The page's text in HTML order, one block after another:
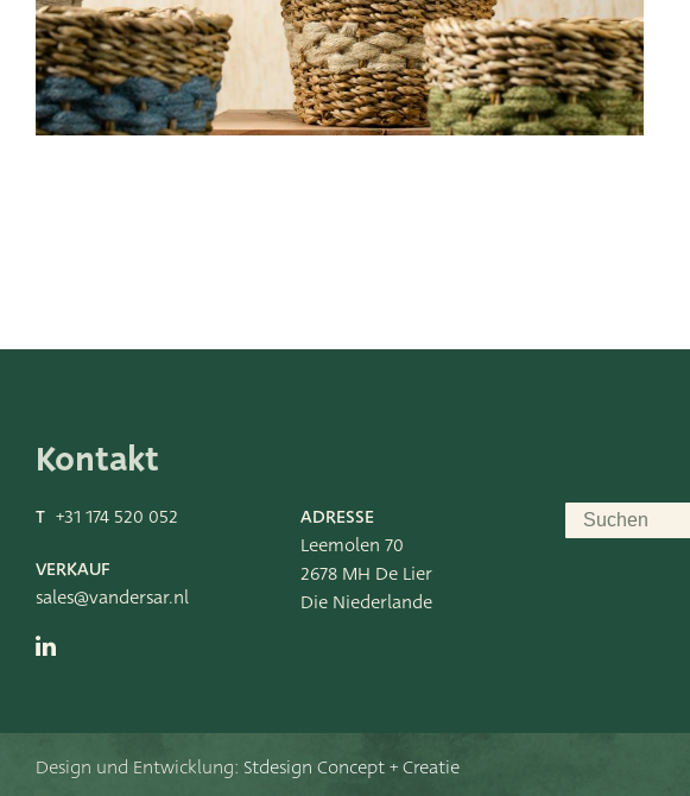
Kontakt
T +31 174 520 052
VERKAUF
sales@vandersar.nl
ADRESSE
Leemolen 70
2678 MH De Lier
Die Niederlande
Design und Entwicklung: Stdesign Concept + Creatie